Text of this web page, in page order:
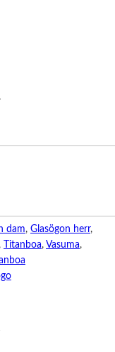
dam, Glasögon herr,
, Titanboa, Vasuma,